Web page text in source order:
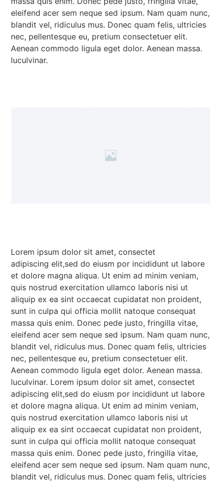
eleifend acer sem neque sed ipsum. Nam quam nunc,
blandit vel, ridiculus mus. Donec quam felis, ultricies
nec, pellentesque eu, pretium consectetuer elit.
Aenean commodo ligula eget dolor. Aenean massa.
luculvinar.
Lorem ipsum dolor sit amet, consectet
adipiscing elit,sed do eiusm por incididunt ut labore
et dolore magna aliqua. Ut enim ad minim veniam,
quis nostrud exercitation ullamco laboris nisi ut
aliquip ex ea sint occaecat cupidatat non proident,
sunt in culpa qui officia mollit natoque consequat
massa quis enim. Donec pede justo, fringilla vitae,
eleifend acer sem neque sed ipsum. Nam quam nunc,
blandit vel, ridiculus mus. Donec quam felis, ultricies
nec, pellentesque eu, pretium consectetuer elit.
Aenean commodo ligula eget dolor. Aenean massa.
luculvinar. Lorem ipsum dolor sit amet, consectet
adipiscing elit,sed do eiusm por incididunt ut labore
et dolore magna aliqua. Ut enim ad minim veniam,
quis nostrud exercitation ullamco laboris nisi ut
aliquip ex ea sint occaecat cupidatat non proident,
sunt in culpa qui officia mollit natoque consequat
massa quis enim. Donec pede justo, fringilla vitae,
eleifend acer sem neque sed ipsum. Nam quam nunc,
blandit vel, ridiculus mus. Donec quam felis, ultricies